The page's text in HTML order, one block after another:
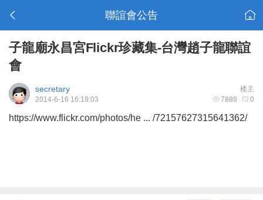
聯誼會公告
子龍廟永昌宮Flickr珍藏集-台灣趙子龍聯誼
會
楼主
secretary
7888 0
2014-6-16 16:19:03
https://www.flickr.com/photos/he ... /72157627315641362/